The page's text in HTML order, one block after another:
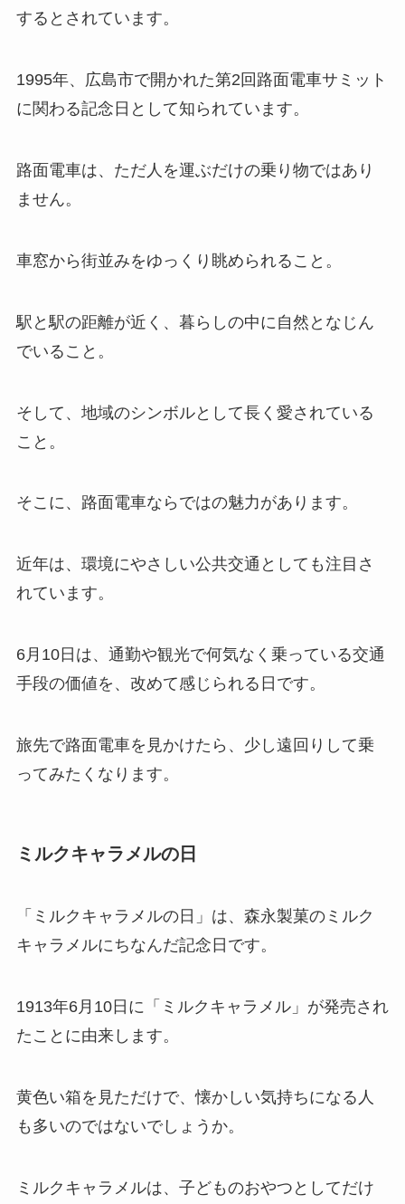
するとされています。
1995年、広島市で開かれた第2回路面電車サミット
に関わる記念日として知られています。
路面電車は、ただ人を運ぶだけの乗り物ではあり
ません。
車窓から街並みをゆっくり眺められること。
駅と駅の距離が近く、暮らしの中に自然となじん
でいること。
そして、地域のシンボルとして長く愛されている
こと。
そこに、路面電車ならではの魅力があります。
近年は、環境にやさしい公共交通としても注目さ
れています。
6月10日は、通勤や観光で何気なく乗っている交通
手段の価値を、改めて感じられる日です。
旅先で路面電車を見かけたら、少し遠回りして乗
ってみたくなります。
ミルクキャラメルの日
「ミルクキャラメルの日」は、森永製菓のミルク
キャラメルにちなんだ記念日です。
1913年6月10日に「ミルクキャラメル」が発売され
たことに由来します。
黄色い箱を見ただけで、懐かしい気持ちになる人
も多いのではないでしょうか。
ミルクキャラメルは、子どものおやつとしてだけ